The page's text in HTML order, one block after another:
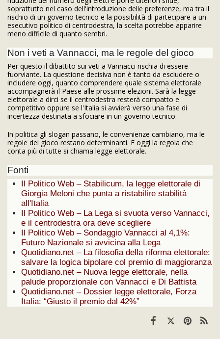
soprattutto nel caso dell'introduzione delle preferenze, ma tra il
rischio di un governo tecnico e la possibilità di partecipare a un
esecutivo politico di centrodestra, la scelta potrebbe apparire
meno difficile di quanto sembri.
Non i veti a Vannacci, ma le regole del gioco
Per questo il dibattito sui veti a Vannacci rischia di essere
fuorviante. La questione decisiva non è tanto da escludere o
includere oggi, quanto comprendere quale sistema elettorale
accompagnerà il Paese alle prossime elezioni. Sarà la legge
elettorale a dirci se il centrodestra resterà compatto e
competitivo oppure se l'Italia si avvierà verso una fase di
incertezza destinata a sfociare in un governo tecnico.
In politica gli slogan passano, le convenienze cambiano, ma le
regole del gioco restano determinanti. E oggi la regola che
conta più di tutte si chiama legge elettorale.
Fonti
Il Politico Web – Stabilicum, la legge elettorale di
Giorgia Meloni che punta a ristabilire stabilità
all'Italia
Il Politico Web – La Lega si svuota verso Vannacci,
e il centrodestra ora deve scegliere
Il Politico Web – Sondaggio Vannacci al 4,1%:
Futuro Nazionale si avvicina alla Lega
Quotidiano.net – La filosofia della riforma elettorale:
salvare la logica bipolare col premio di maggioranza
Quotidiano.net – Nuova legge elettorale, nella
palude proporzionale con Vannacci e Di Battista
Quotidiano.net – Dossier legge elettorale, Forza
Italia: “Giusto il premio dal 42%”